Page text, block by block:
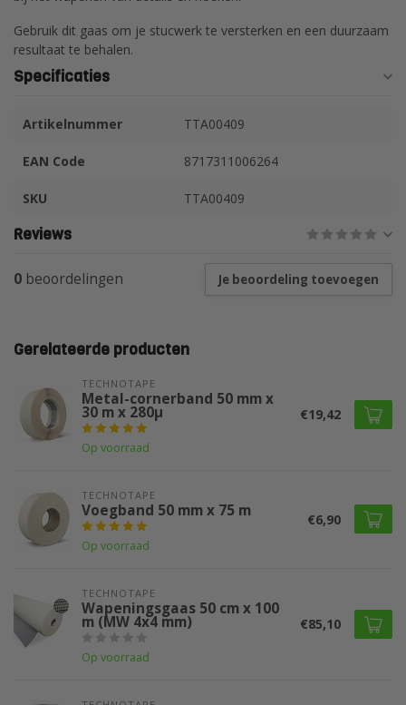
Gebruik dit gaas om je stucwerk te versterken en een duurzaam
resultaat te behalen.
Specificaties
Artikelnummer TTA00409
EAN Code 8717311006264
SKU TTA00409
Reviews
0 beoordelingen Je beoordeling toevoegen
Gerelateerde producten
TECHNOTAPE
Metal-cornerband 50 mm x
30 m x 280µ
Op voorraad
€19,42
TECHNOTAPE
Voegband 50 mm x 75 m
Op voorraad
€6,90
TECHNOTAPE
Wapeningsgaas 50 cm x 100
m (MW 4x4 mm)
Op voorraad
€85,10